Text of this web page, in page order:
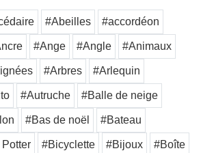
#Abeilles #accordéon
#Ange #Angle #Animaux
#Arbres #Arlequin
#Autruche #Balle de neige
#Bas de noël #Bateau
#Bicyclette #Bijoux #Boîte